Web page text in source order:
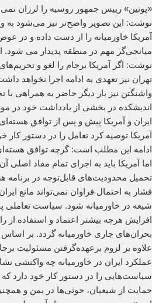
«پوتین» رییس جمهور روسیه را لرزان
نوشت: این تصویر واضح‌تر نیز می‌شود به
آمریکا خاورمیانه را از دست داده و در
میانجی‌گر مهم در منطقه پدیدار می شود.
نوشت: اگر آمریکا برجام را لغو و
تهران نیز تعهدی به ادامه اجرا نخواهد
واشنگتن نیز بار دیگر حاضر به همراهی با
اندیشکده در بخشی از یادداشت خود در
ایران و آمریکا پیش و پس از توافق
آمریکا توصیه کرد تعامل را در دستور کار
ادامه این مطلب است: گرچه توافق
اما آمریکا باید به اجرای تمام مفاد اصلی
تحمیل محدودیت‌های قابل‌توجه در برنامه
فشار به احتمال فراوان نمی‌تواند مانع
شیعه در خاورمیانه شود. سیاست تعاملی
افزایش هرچه بیشتر اعتماد و استفاده
بحران‌های جاری خاورمیانه گردد. بر
علاوه بر لزوم برعهده‌گرفتن مسئولیت
عملکرد ایران در خاورمیانه چه واکنشی
سیاست‌هایی را در دستور کار خود دارد
حمایت از شیعیان، حوثی‌ها در یمن و